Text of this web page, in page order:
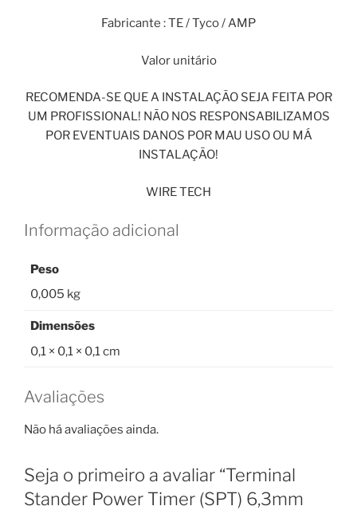
Fabricante : TE / Tyco / AMP
Valor unitário
RECOMENDA-SE QUE A INSTALAÇÃO SEJA FEITA POR
UM PROFISSIONAL! NÃO NOS RESPONSABILIZAMOS
POR EVENTUAIS DANOS POR MAU USO OU MÁ
INSTALAÇÃO!
WIRE TECH
Informação adicional
Peso
0,005 kg
Dimensões
0,1 × 0,1 × 0,1 cm
Avaliações
Não há avaliações ainda.
Seja o primeiro a avaliar “Terminal
Stander Power Timer (SPT) 6,3mm